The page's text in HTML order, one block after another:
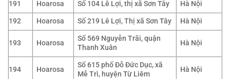
191 Hoarosa Số 104 Lê Lợi, thị xã Sơn Tây
Hà Nội
192
Hoarosa Số 219 Lê Lợi, Thị xã Sơn Tây Hà Nội
193 Hoarosa
Số 569 Nguyễn Trãi, quận
Thanh Xuân
Hà Nội
194 Hoarosa
Số 615 phố Đỗ Đức Dục, xã
Mễ Trì, huyện Từ Liêm
Hà Nội